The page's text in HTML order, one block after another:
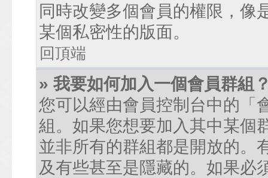
同時改變多個會員的權限，像
某個私密性的版面。
回頂端
» 我要如何加入一個會員群組
您可以經由會員控制台中的「
組。如果您想要加入其中某個
並非所有的群組都是開放的。
及有些甚至是隱藏的。如果必